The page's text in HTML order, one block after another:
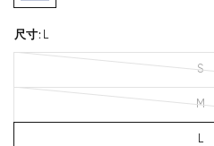
尺寸: L
S
M
L